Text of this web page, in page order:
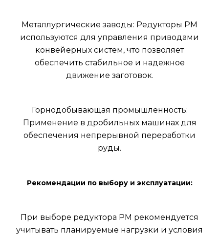
Металлургические заводы: Редукторы РМ
используются для управления приводами
конвейерных систем, что позволяет
обеспечить стабильное и надежное
движение заготовок.
Горнодобывающая промышленность:
Применение в дробильных машинах для
обеспечения непрерывной переработки
руды.
Рекомендации по выбору и эксплуатации:
При выборе редуктора РМ рекомендуется
учитывать планируемые нагрузки и условия